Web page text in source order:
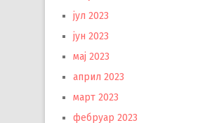
јул 2023
јун 2023
мај 2023
април 2023
март 2023
фебруар 2023